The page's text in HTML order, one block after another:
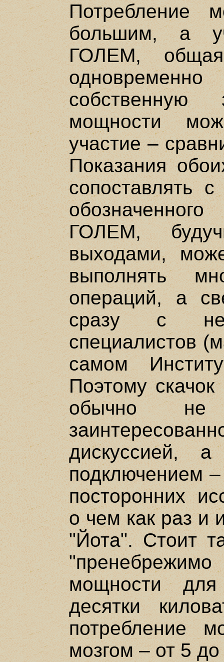
Потребление
большим, а
ГОЛЕМ,
собственную
мощности
участие –
Показания
сопоставлять
ГОЛЕМ,
выходами,
выполнять
операций, а
сразу с
специалистов
самом
Поэтому
обычно не
дискуссией,
подключением
посторонних
о чем как раз и
"Йота". Стоит
мощности
десятки
потребление
мозгом – от 5 до